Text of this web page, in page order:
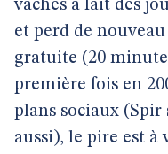
vaches à lait des
et perd de nouveau
gratuite (20
première fois en
plans sociaux
aussi), le pire est à